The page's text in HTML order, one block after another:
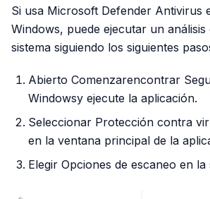
Si usa Microsoft Defender Antivirus
Windows, puede ejecutar un
sistema siguiendo los siguientes
Abierto Comenzarencontrar
Windowsy ejecute la aplicación.
Seleccionar Protección contra
en la ventana principal de la
Elegir Opciones de escaneo en la